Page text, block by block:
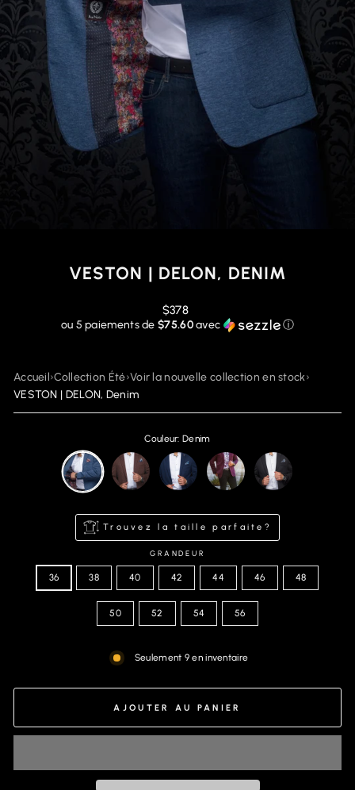
VESTON | DELON, DENIM
Prix
régulier
$378
ou 5 paiements de$75.60avec ⓘ
Accueil›Collection Été›Voir la nouvelle collection en stock›
VESTON | DELON, Denim
Couleur: Denim
Trouvez la taille parfaite?
GRANDEUR
36 38 40 42 44 46 48
50 52 54 56
Seulement 9 en inventaire
AJOUTER AU PANIER